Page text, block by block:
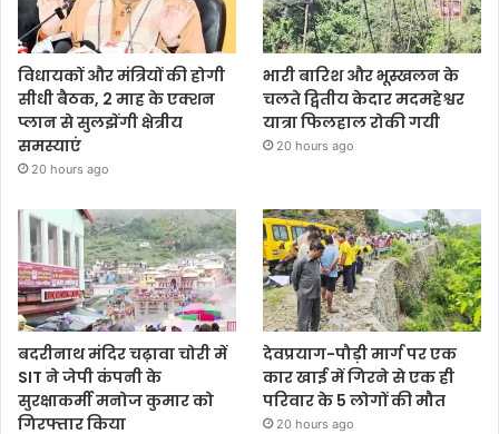
विधायकों और मंत्रियों की होगी
सीधी बैठक, 2 माह के एक्शन
प्लान से सुलझेंगी क्षेत्रीय
समस्याएं
20 hours ago
भारी बारिश और भूस्खलन के
चलते द्वितीय केदार मदमहेश्वर
यात्रा फिलहाल रोकी गयी
20 hours ago
बदरीनाथ मंदिर चढ़ावा चोरी में
SIT ने जेपी कंपनी के
सुरक्षाकर्मी मनोज कुमार को
गिरफ्तार किया
देवप्रयाग-पौड़ी मार्ग पर एक
कार खाई में गिरने से एक ही
परिवार के 5 लोगों की मौत
20 hours ago